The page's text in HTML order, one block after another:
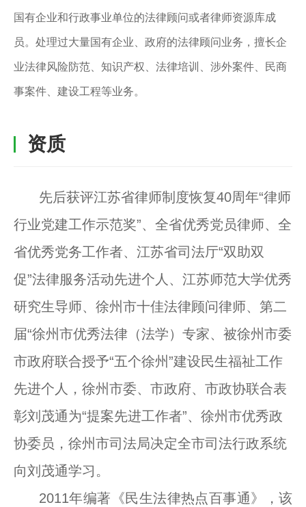
国有企业和行政事业单位的法律顾问或者律师资源库成
员。处理过大量国有企业、政府的法律顾问业务，擅长企
业法律风险防范、知识产权、法律培训、涉外案件、民商
事案件、建设工程等业务。
资质
先后获评江苏省律师制度恢复40周年“律师
行业党建工作示范奖”、全省优秀党员律师、全
省优秀党务工作者、江苏省司法厅“双助双
促”法律服务活动先进个人、江苏师范大学优秀
研究生导师、徐州市十佳法律顾问律师、第二
届“徐州市优秀法律（法学）专家、被徐州市委
市政府联合授予“五个徐州”建设民生福祉工作
先进个人，徐州市委、市政府、市政协联合表
彰刘茂通为“提案先进工作者”、徐州市优秀政
协委员，徐州市司法局决定全市司法行政系统
向刘茂通学习。
2011年编著《民生法律热点百事通》，该